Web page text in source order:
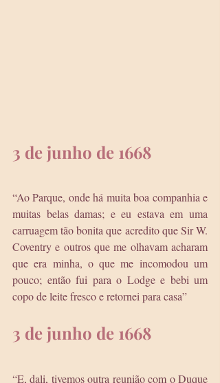
3 de junho de 1668
“Ao Parque, onde há muita boa companhia e
muitas belas damas; e eu estava em uma
carruagem tão bonita que acredito que Sir W.
Coventry e outros que me olhavam acharam
que era minha, o que me incomodou um
pouco; então fui para o Lodge e bebi um
copo de leite fresco e retornei para casa”
3 de junho de 1668
“E, dali, tivemos outra reunião com o Duque